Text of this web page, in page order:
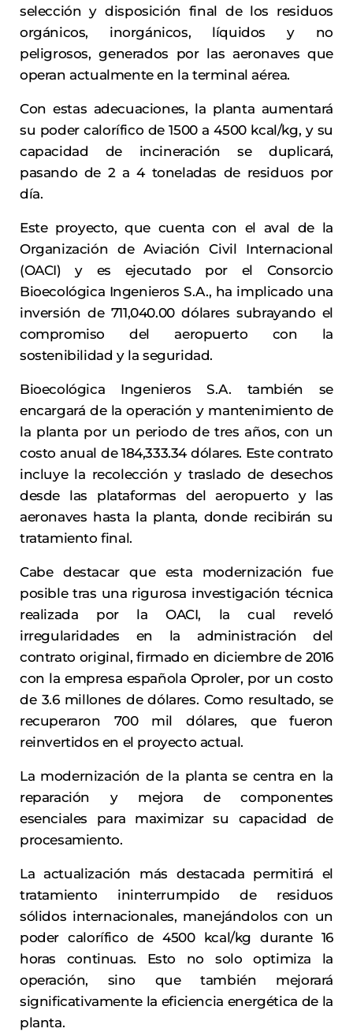
selección y disposición final de los residuos
orgánicos, inorgánicos, líquidos y no
peligrosos, generados por las aeronaves que
operan actualmente en la terminal aérea.
Con estas adecuaciones, la planta aumentará
su poder calorífico de 1500 a 4500 kcal/kg, y su
capacidad de incineración se duplicará,
pasando de 2 a 4 toneladas de residuos por
día.
Este proyecto, que cuenta con el aval de la
Organización de Aviación Civil Internacional
(OACI) y es ejecutado por el Consorcio
Bioecológica Ingenieros S.A., ha implicado una
inversión de 711,040.00 dólares subrayando el
compromiso del aeropuerto con la
sostenibilidad y la seguridad.
Bioecológica Ingenieros S.A. también se
encargará de la operación y mantenimiento de
la planta por un periodo de tres años, con un
costo anual de 184,333.34 dólares. Este contrato
incluye la recolección y traslado de desechos
desde las plataformas del aeropuerto y las
aeronaves hasta la planta, donde recibirán su
tratamiento final.
Cabe destacar que esta modernización fue
posible tras una rigurosa investigación técnica
realizada por la OACI, la cual reveló
irregularidades en la administración del
contrato original, firmado en diciembre de 2016
con la empresa española Oproler, por un costo
de 3.6 millones de dólares. Como resultado, se
recuperaron 700 mil dólares, que fueron
reinvertidos en el proyecto actual.
La modernización de la planta se centra en la
reparación y mejora de componentes
esenciales para maximizar su capacidad de
procesamiento.
La actualización más destacada permitirá el
tratamiento ininterrumpido de residuos
sólidos internacionales, manejándolos con un
poder calorífico de 4500 kcal/kg durante 16
horas continuas. Esto no solo optimiza la
operación, sino que también mejorará
significativamente la eficiencia energética de la
planta.